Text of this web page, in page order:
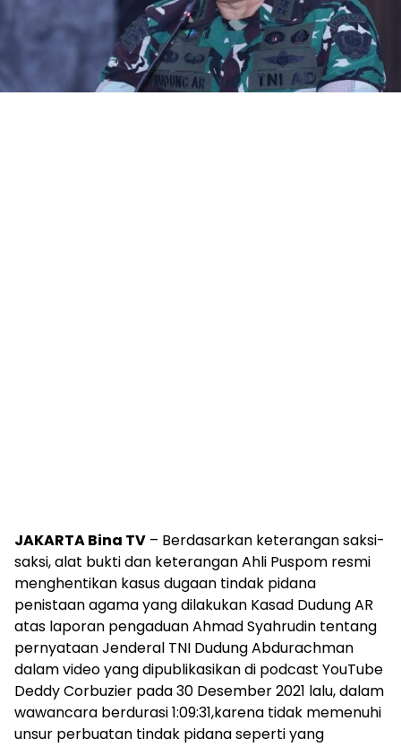
JAKARTA Bina TV – Berdasarkan keterangan saksi-
saksi, alat bukti dan keterangan Ahli Puspom resmi
menghentikan kasus dugaan tindak pidana
penistaan agama yang dilakukan Kasad Dudung AR
atas laporan pengaduan Ahmad Syahrudin tentang
pernyataan Jenderal TNI Dudung Abdurachman
dalam video yang dipublikasikan di podcast YouTube
Deddy Corbuzier pada 30 Desember 2021 lalu, dalam
wawancara berdurasi 1:09:31,karena tidak memenuhi
unsur perbuatan tindak pidana seperti yang